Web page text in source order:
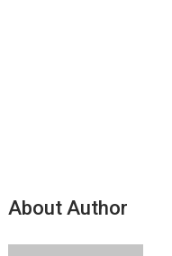
About Author